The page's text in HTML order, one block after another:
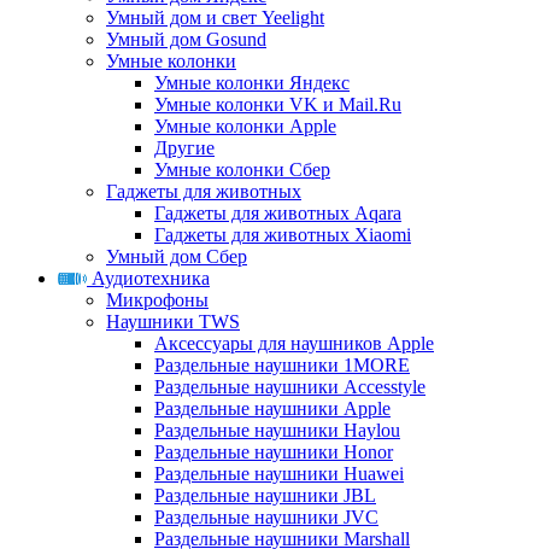
Умный дом и свет Yeelight
Умный дом Gosund
Умные колонки
Умные колонки Яндекс
Умные колонки VK и Mail.Ru
Умные колонки Apple
Другие
Умные колонки Сбер
Гаджеты для животных
Гаджеты для животных Aqara
Гаджеты для животных Xiaomi
Умный дом Сбер
Аудиотехника
Микрофоны
Наушники TWS
Аксессуары для наушников Apple
Раздельные наушники 1MORE
Раздельные наушники Accesstyle
Раздельные наушники Apple
Раздельные наушники Haylou
Раздельные наушники Honor
Раздельные наушники Huawei
Раздельные наушники JBL
Раздельные наушники JVC
Раздельные наушники Marshall